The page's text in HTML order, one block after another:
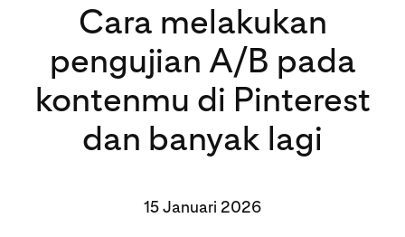
Cara melakukan
pengujian A/B pada
kontenmu di Pinterest
dan banyak lagi
15 Januari 2026